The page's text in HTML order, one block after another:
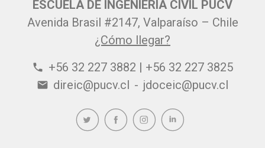
ESCUELA DE INGENIERÍA CIVIL PUCV
Avenida Brasil #2147, Valparaíso – Chile
¿Cómo llegar?
phone +56 32 227 3882 | +56 32 227 3825
email direic@pucv.cl - jdoceic@pucv.cl